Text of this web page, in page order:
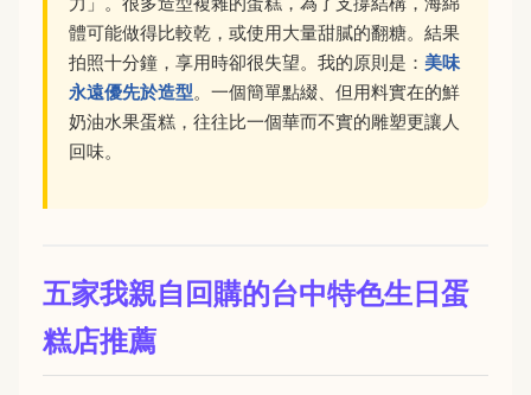
體可能做得比較乾，或使用大量甜膩的翻糖。結果
拍照十分鐘，享用時卻很失望。我的原則是： 美味
永遠優先於造型。一個簡單點綴、但用料實在的鮮
奶油水果蛋糕，往往比一個華而不實的雕塑更讓人
回味。
五家我親自回購的台中特色生日蛋
糕店推薦